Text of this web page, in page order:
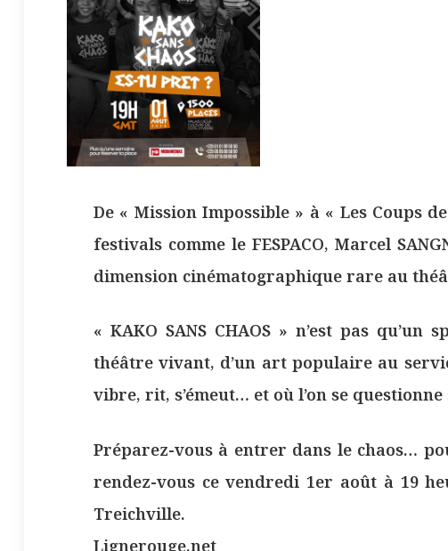
De « Mission Impossible » à « Les Coups
festivals comme le FESPACO, Marcel
dimension cinématographique rare au
« KAKO SANS CHAOS » n’est pas qu’un
théâtre vivant, d’un art populaire au
vibre, rit, s’émeut… et où l’on se
Préparez-vous à entrer dans le chaos…
rendez-vous ce vendredi 1er août à 19
Treichville.
Lignerouge.net